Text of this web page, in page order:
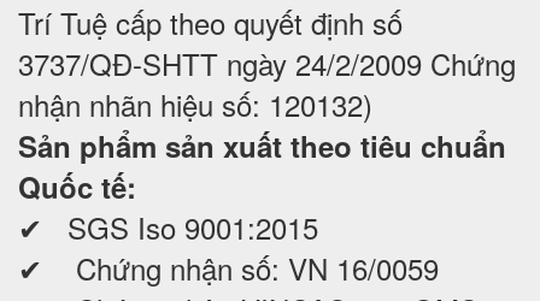
Trí Tuệ cấp theo quyết định số
3737/QĐ-SHTT ngày 24/2/2009 Chứng
nhận nhãn hiệu số: 120132)
Sản phẩm sản xuất theo tiêu chuẩn
Quốc tế:
✔ SGS Iso 9001:2015
✔ Chứng nhận số: VN 16/0059